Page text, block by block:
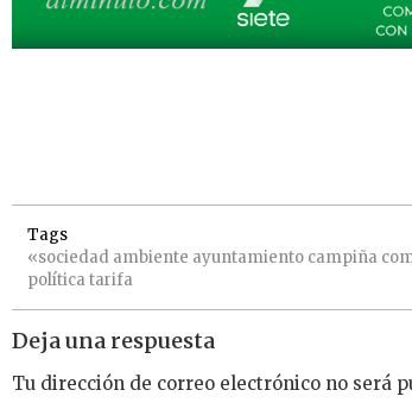
Tags
«sociedad ambiente ayuntamiento campiña
política tarifa
Deja una respuesta
Tu dirección de correo electrónico no será